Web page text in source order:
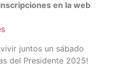
en la web
juntos un sábado
del Presidente 2025!